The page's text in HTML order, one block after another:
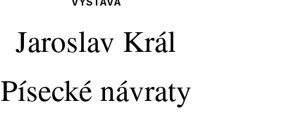
Jaroslav Král
Písecké návraty